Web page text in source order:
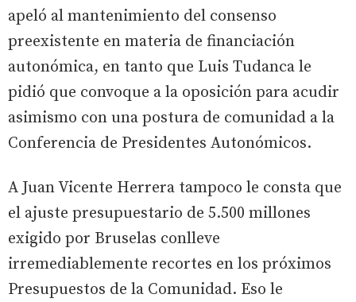
apeló al mantenimiento del consenso
preexistente en materia de financiación
autonómica, en tanto que Luis Tudanca le
pidió que convoque a la oposición para acudir
asimismo con una postura de comunidad a la
Conferencia de Presidentes Autonómicos.
A Juan Vicente Herrera tampoco le consta que
el ajuste presupuestario de 5.500 millones
exigido por Bruselas conlleve
irremediablemente recortes en los próximos
Presupuestos de la Comunidad. Eso le